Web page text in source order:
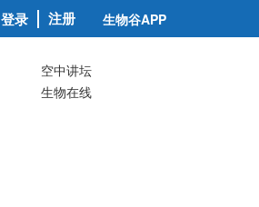
登录 注册 生物谷APP
空中讲坛
生物在线